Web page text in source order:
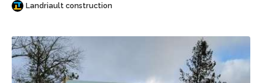
Landriault construction